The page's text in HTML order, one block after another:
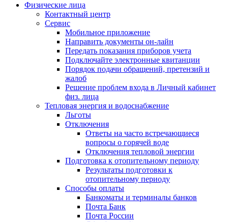
Физические лица
Контактный центр
Сервис
Мобильное приложение
Направить документы он-лайн
Передать показания приборов учета
Подключайте электронные квитанции
Порядок подачи обращений, претензий и
жалоб
Решение проблем входа в Личный кабинет
физ. лица
Тепловая энергия и водоснабжение
Льготы
Отключения
Ответы на часто встречающиеся
вопросы о горячей воде
Отключения тепловой энергии
Подготовка к отопительному периоду
Результаты подготовки к
отопительному периоду
Способы оплаты
Банкоматы и терминалы банков
Почта Банк
Почта России